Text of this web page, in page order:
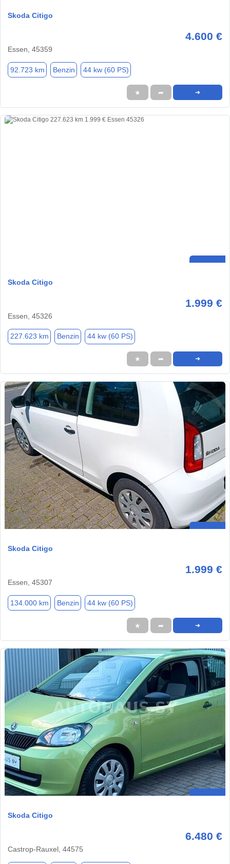
Skoda Citigo
4.600 €
Essen, 45359
92.723 km Benzin 44 kw (60 PS)
★ ➦ ➜
Skoda Citigo
1.999 €
Essen, 45326
227.623 km Benzin 44 kw (60 PS)
★ ➦ ➜
Skoda Citigo
1.999 €
Essen, 45307
134.000 km Benzin 44 kw (60 PS)
★ ➦ ➜
Skoda Citigo
6.480 €
Castrop-Rauxel, 44575